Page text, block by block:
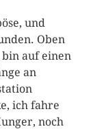
und
Oben
bin auf einen
an
ich fahre
noch